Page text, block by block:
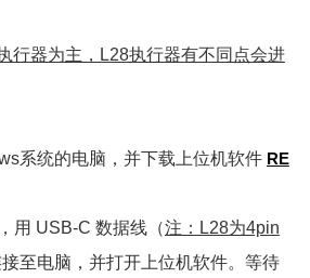
行器为主，L28执行器有不同点会进
系统的电脑，并下载上位机软件 RE
用 USB-C 数据线（注：L28为4pin
至电脑，并打开上位机软件。等待